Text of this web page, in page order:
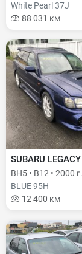
White Pearl 37J
88 031 км
SUBARU LEGACY
BH5 • B12 • 2000 г.
BLUE 95H
12 400 км